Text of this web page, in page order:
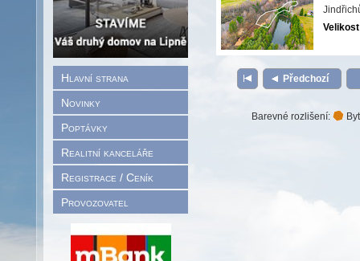
Hlavní strana
Novinky
Poptávky
Realitní kanceláře
Registrace / Ceník
Provozovatel
Předchozí
Barevné rozlišení: